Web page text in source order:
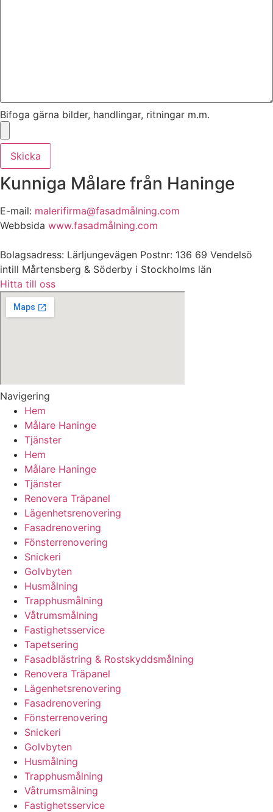
Bifoga gärna bilder, handlingar, ritningar m.m.
Skicka
Kunniga Målare från Haninge
E-mail: malerifirma@fasadmålning.com
Webbsida www.fasadmålning.com
Bolagsadress: Lärljungevägen Postnr: 136 69 Vendelsö
intill Mårtensberg & Söderby i Stockholms län
Hitta till oss
Navigering
Hem
Målare Haninge
Tjänster
Hem
Målare Haninge
Tjänster
Renovera Träpanel
Lägenhetsrenovering
Fasadrenovering
Fönsterrenovering
Snickeri
Golvbyten
Husmålning
Trapphusmålning
Våtrumsmålning
Fastighetsservice
Tapetsering
Fasadblästring & Rostskyddsmålning
Renovera Träpanel
Lägenhetsrenovering
Fasadrenovering
Fönsterrenovering
Snickeri
Golvbyten
Husmålning
Trapphusmålning
Våtrumsmålning
Fastighetsservice